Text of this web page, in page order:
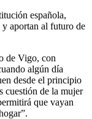
española,
y aportan al futuro de
de Vigo, con
algún día
desde el principio
cuestión de la mujer
que vayan